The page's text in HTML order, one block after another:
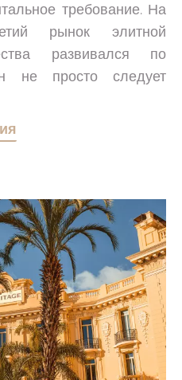
требование. На
рынок элитной
развивался по
не просто следует